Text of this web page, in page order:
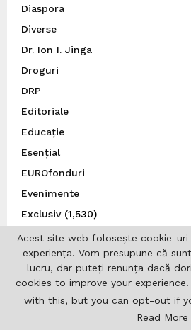
Diaspora
Diverse
Dr. Ion I. Jinga
Droguri
DRP
Editoriale
Educație
Esențial
EUROfonduri
Evenimente
Exclusiv(1,530)
Expo 2025 Osaka
Expoziție
Externe
FADERE
Federația Felină Felis România
Acest site web folosește cookie-
experiența. Vom presupune că
lucru, dar puteți renunța dacă
cookies to improve your
with this, but you can opt-out if
Read More